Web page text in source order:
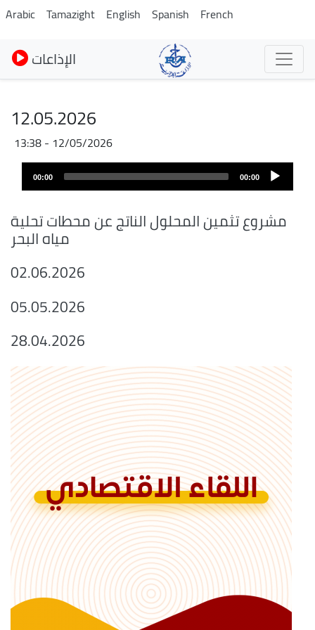
Skip
to
main
content
Arabic Tamazight English Spanish French
الإذاعات
12.05.2026
12/05/2026 - 13:38
Fichier
audio
00:00
00:00
مشروع تثمين المحلول الناتج عن محطات تحلية
مياه البحر
02.06.2026
05.05.2026
28.04.2026